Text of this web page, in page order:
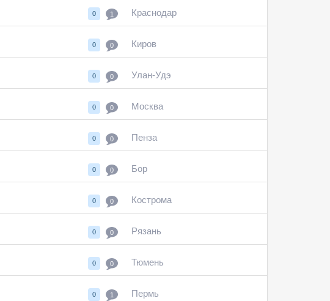
0 1 Краснодар
0 0 Киров
0 0 Улан-Удэ
0 0 Москва
0 0 Пенза
0 0 Бор
0 0 Кострома
0 0 Рязань
0 0 Тюмень
0 1 Пермь